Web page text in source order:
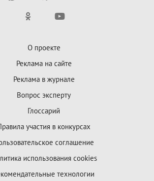
О проекте
Реклама на сайте
Реклама в журнале
Вопрос эксперту
Глоссарий
участия в конкурсах
соглашение
использования cookies
технологии